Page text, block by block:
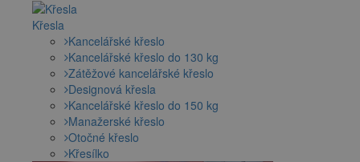
Křesla
Kancelářské křeslo
Kancelářské křeslo do 130 kg
Zátěžové kancelářské křeslo
Designová křesla
Kancelářské křeslo do 150 kg
Manažerské křeslo
Otočné křeslo
Křesílko